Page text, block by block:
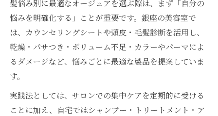
髪悩み別に最適なオージュアを選ぶ際は、まず「自分の
悩みを明確化する」ことが重要です。銀座の美容室で
は、カウンセリングシートや頭皮・毛髪診断を活用し、
乾燥・パサつき・ボリューム不足・カラーやパーマによ
るダメージなど、悩みごとに最適な製品を提案していま
す。
実践法としては、サロンでの集中ケアを定期的に受ける
ことに加え、自宅ではシャンプー・トリートメント・ア